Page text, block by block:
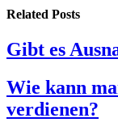
Related Posts
Gibt es
Wie kann
verdienen?